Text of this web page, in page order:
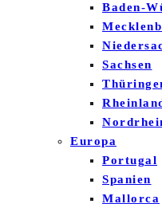
Baden-
Sachsen
Europa
Portugal
Spanien
Mallorca